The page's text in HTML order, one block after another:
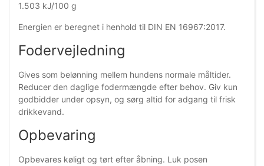
1.503 kJ/100 g
Energien er beregnet i henhold til DIN EN 16967:2017.
Fodervejledning
Gives som belønning mellem hundens normale måltider.
Reducer den daglige fodermængde efter behov. Giv kun
godbidder under opsyn, og sørg altid for adgang til frisk
drikkevand.
Opbevaring
Opbevares køligt og tørt efter åbning. Luk posen